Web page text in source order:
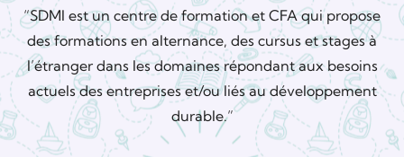
“SDMI est un centre de formation et CFA qui propose
des formations en alternance, des cursus et stages à
l’étranger dans les domaines répondant aux besoins
actuels des entreprises et/ou liés au développement
durable.”